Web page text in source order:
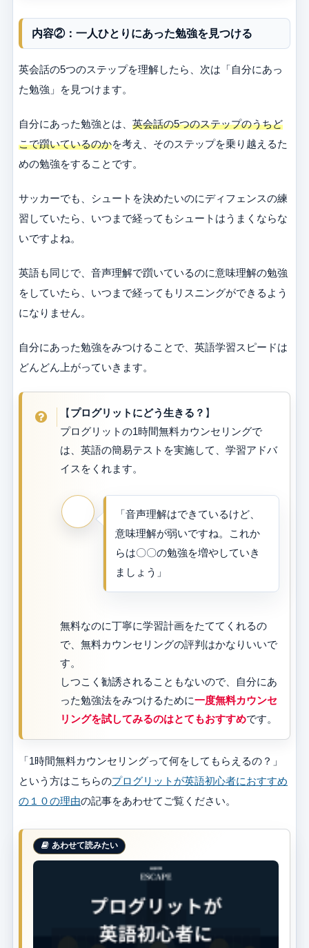
内容②：一人ひとりにあった勉強を見つける
英会話の5つのステップを理解したら、次は「自分にあっ
た勉強」を見つけます。
自分にあった勉強とは、 英会話の5つのステップのうちど
こで躓いているのかを考え、そのステップを乗り越えるた
めの勉強をすることです。
サッカーでも、シュートを決めたいのにディフェンスの練
習していたら、いつまで経ってもシュートはうまくならな
いですよね。
英語も同じで、音声理解で躓いているのに意味理解の勉強
をしていたら、いつまで経ってもリスニングができるよう
になりません。
自分にあった勉強をみつけることで、英語学習スピードは
どんどん上がっていきます。
【プログリットにどう生きる？ 】
プログリットの1時間無料カウンセリングで
は、英語の簡易テストを実施して、学習アドバ
イスをくれます。
「音声理解はできているけど、
意味理解が弱いですね。これか
らは〇〇の勉強を増やしていき
ましょう」
無料なのに丁寧に学習計画をたててくれるの
で、無料カウンセリングの評判はかなりいいで
す。
しつこく勧誘されることもないので、自分にあ
った勉強法をみつけるために一度無料カウンセ
リングを試してみるのはとてもおすすめです。
「1時間無料カウンセリングって何をしてもらえるの？」
という方はこちらのプログリットが英語初心者におすすめ
の１０の理由の記事をあわせてご覧ください。